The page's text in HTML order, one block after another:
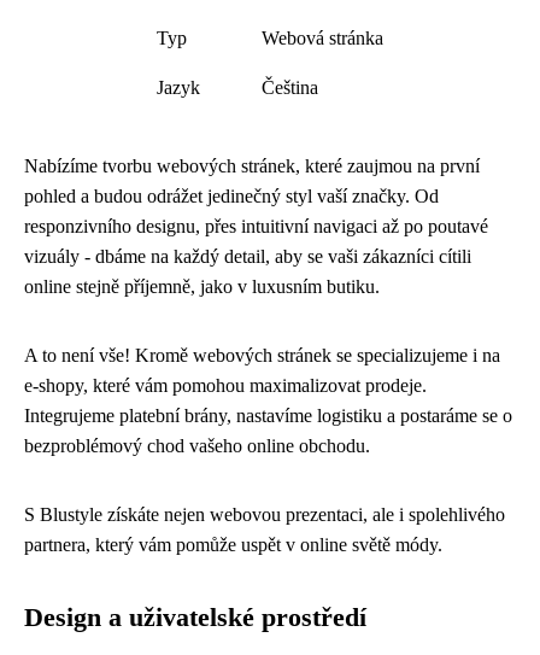
Typ Webová stránka
Jazyk Čeština
Nabízíme tvorbu webových stránek, které zaujmou na první
pohled a budou odrážet jedinečný styl vaší značky. Od
responzivního designu, přes intuitivní navigaci až po poutavé
vizuály - dbáme na každý detail, aby se vaši zákazníci cítili
online stejně příjemně, jako v luxusním butiku.
A to není vše! Kromě webových stránek se specializujeme i na
e-shopy, které vám pomohou maximalizovat prodeje.
Integrujeme platební brány, nastavíme logistiku a postaráme se o
bezproblémový chod vašeho online obchodu.
S Blustyle získáte nejen webovou prezentaci, ale i spolehlivého
partnera, který vám pomůže uspět v online světě módy.
Design a uživatelské prostředí